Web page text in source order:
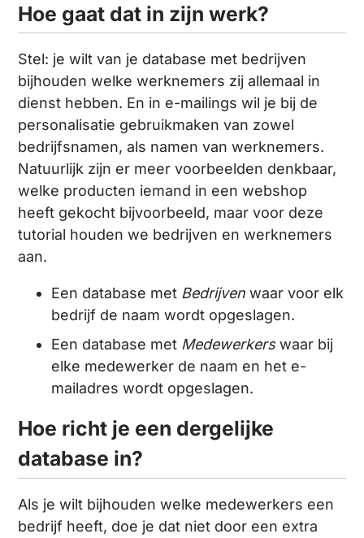
Hoe gaat dat in zijn werk?
Stel: je wilt van je database met bedrijven
bijhouden welke werknemers zij allemaal in
dienst hebben. En in e-mailings wil je bij de
personalisatie gebruikmaken van zowel
bedrijfsnamen, als namen van werknemers.
Natuurlijk zijn er meer voorbeelden denkbaar,
welke producten iemand in een webshop
heeft gekocht bijvoorbeeld, maar voor deze
tutorial houden we bedrijven en werknemers
aan.
Een database met Bedrijvenwaar voor elk
bedrijf de naam wordt opgeslagen.
Een database met Medewerkerswaar bij
elke medewerker de naam en het e-
mailadres wordt opgeslagen.
Hoe richt je een dergelijke
database in?
Als je wilt bijhouden welke medewerkers een
bedrijf heeft, doe je dat niet door een extra